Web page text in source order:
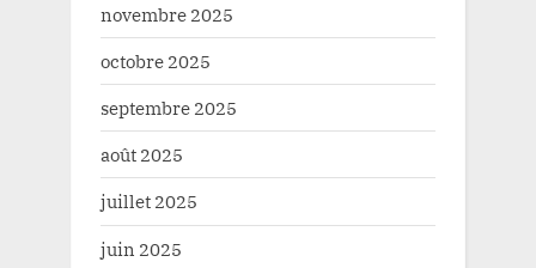
novembre 2025
octobre 2025
septembre 2025
août 2025
juillet 2025
juin 2025